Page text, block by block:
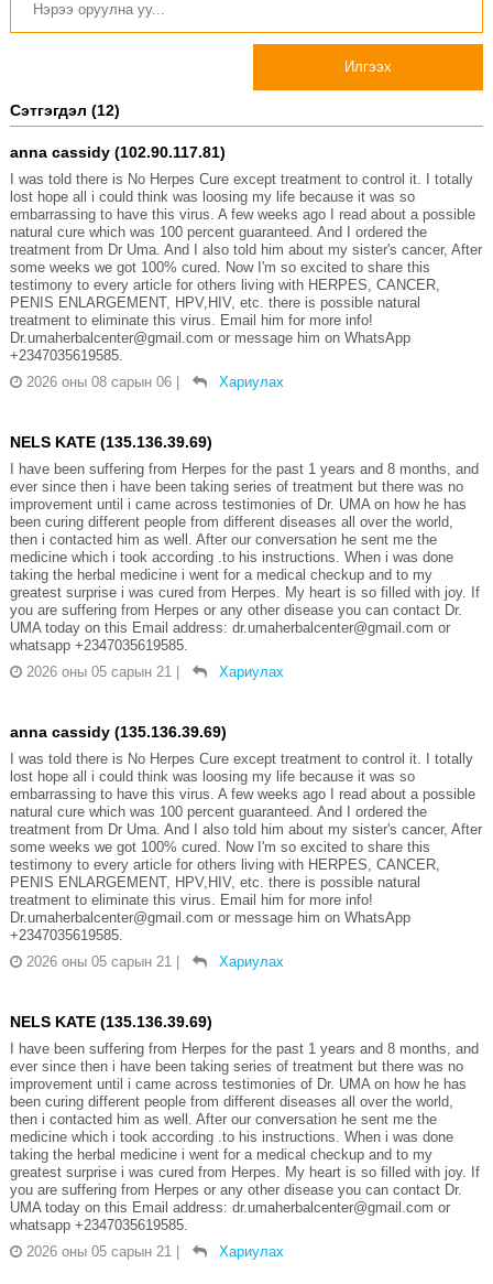
Илгээх
Сэтгэгдэл (12)
anna cassidy (102.90.117.81)
I was told there is No Herpes Cure except treatment to control it. I totally
lost hope all i could think was loosing my life because it was so
embarrassing to have this virus. A few weeks ago I read about a possible
natural cure which was 100 percent guaranteed. And I ordered the
treatment from Dr Uma. And I also told him about my sister's cancer, After
some weeks we got 100% cured. Now I'm so excited to share this
testimony to every article for others living with HERPES, CANCER,
PENIS ENLARGEMENT, HPV,HIV, etc. there is possible natural
treatment to eliminate this virus. Email him for more info!
Dr.umaherbalcenter@gmail.com or message him on WhatsApp
+2347035619585.
2026 оны 08 сарын 06
Хариулах
NELS KATE (135.136.39.69)
I have been suffering from Herpes for the past 1 years and 8 months, and
ever since then i have been taking series of treatment but there was no
improvement until i came across testimonies of Dr. UMA on how he has
been curing different people from different diseases all over the world,
then i contacted him as well. After our conversation he sent me the
medicine which i took according .to his instructions. When i was done
taking the herbal medicine i went for a medical checkup and to my
greatest surprise i was cured from Herpes. My heart is so filled with joy. If
you are suffering from Herpes or any other disease you can contact Dr.
UMA today on this Email address: dr.umaherbalcenter@gmail.com or
whatsapp +2347035619585.
2026 оны 05 сарын 21
Хариулах
anna cassidy (135.136.39.69)
I was told there is No Herpes Cure except treatment to control it. I totally
lost hope all i could think was loosing my life because it was so
embarrassing to have this virus. A few weeks ago I read about a possible
natural cure which was 100 percent guaranteed. And I ordered the
treatment from Dr Uma. And I also told him about my sister's cancer, After
some weeks we got 100% cured. Now I'm so excited to share this
testimony to every article for others living with HERPES, CANCER,
PENIS ENLARGEMENT, HPV,HIV, etc. there is possible natural
treatment to eliminate this virus. Email him for more info!
Dr.umaherbalcenter@gmail.com or message him on WhatsApp
+2347035619585.
2026 оны 05 сарын 21
Хариулах
NELS KATE (135.136.39.69)
I have been suffering from Herpes for the past 1 years and 8 months, and
ever since then i have been taking series of treatment but there was no
improvement until i came across testimonies of Dr. UMA on how he has
been curing different people from different diseases all over the world,
then i contacted him as well. After our conversation he sent me the
medicine which i took according .to his instructions. When i was done
taking the herbal medicine i went for a medical checkup and to my
greatest surprise i was cured from Herpes. My heart is so filled with joy. If
you are suffering from Herpes or any other disease you can contact Dr.
UMA today on this Email address: dr.umaherbalcenter@gmail.com or
whatsapp +2347035619585.
2026 оны 05 сарын 21
Хариулах